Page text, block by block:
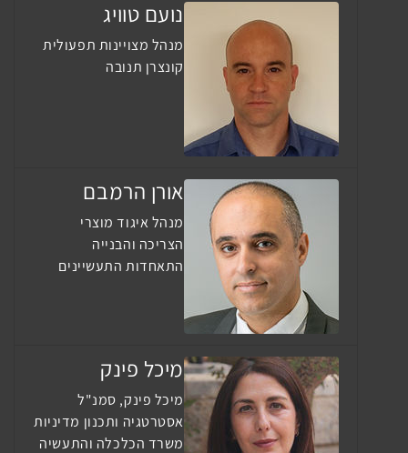
נועם טוויג
מנהל מצויינות תפעולית
קונצרן תנובה
אורן הרמבם
מנהל איגוד מוצרי
הצריכה והבנייה
התאחדות התעשיינים
מיכל פינק
מיכל פינק, סמנ"ל
אסטרטגיה ותכנון מדיניות
משרד הכלכלה והתעשיה